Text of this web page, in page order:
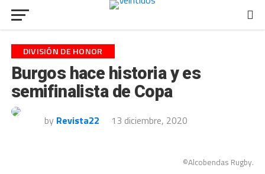
DIVISIÓN DE HONOR
Burgos hace historia y es
semifinalista de Copa
by Revista22 13 diciembre, 2020
©Alcobendas Rugby.